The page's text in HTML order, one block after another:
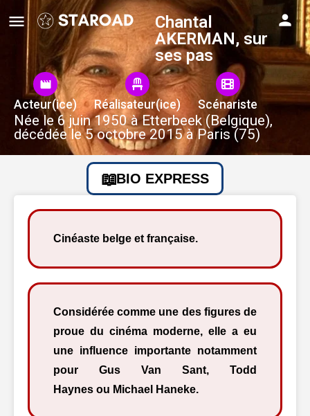
Chantal
AKERMAN, sur
ses pas
Acteur(ice) Réalisateur(ice) Scénariste
Née le 6 juin 1950 à Etterbeek (Belgique),
décédée le 5 octobre 2015 à Paris (75)
BIO EXPRESS
Cinéaste belge et française.
Considérée comme une des figures de
proue du cinéma moderne, elle a eu
une influence importante notamment
pour Gus Van Sant, Todd
Haynes ou Michael Haneke.